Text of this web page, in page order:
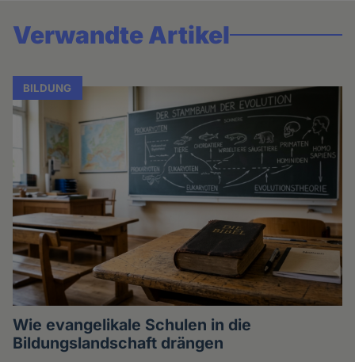
Verwandte Artikel
BILDUNG
Wie evangelikale Schulen in die
Bildungslandschaft drängen